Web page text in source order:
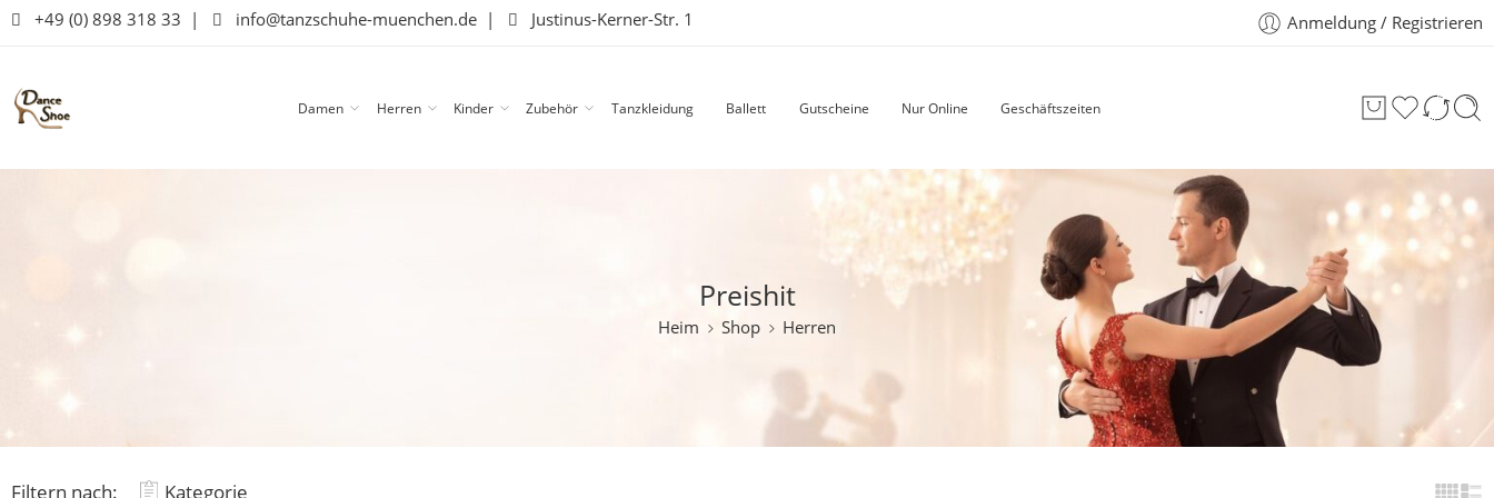
+49 (0) 898 318 33 | info@tanzschuhe-muenchen.de | Justinus-Kerner-Str. 1 Anmeldung / Registrieren
Damen Herren Kinder Zubehör Tanzkleidung Ballett Gutscheine Nur Online Geschäftszeiten
Preishit
Heim Shop Herren
Filtern nach: Kategorie